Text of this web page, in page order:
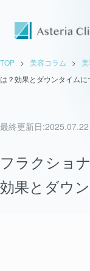
TOP > 美容コラム >
は？効果とダウンタイムに
最終更新日:2025.07.22
フラクショ
効果とダウ